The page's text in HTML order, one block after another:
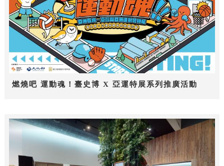
燃燒吧 運動魂！臺史博 X 亞運特展系列推廣活動